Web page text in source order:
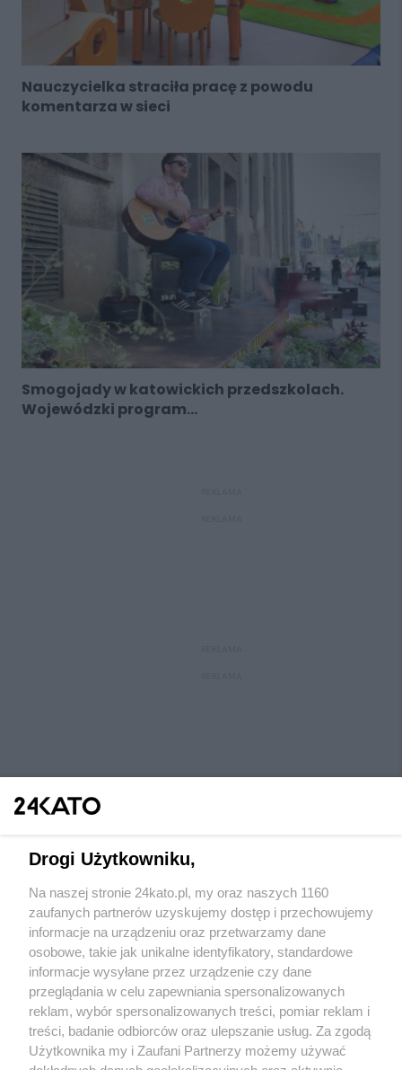
Nauczycielka straciła pracę z powodu
komentarza w sieci
Smogojady w katowickich przedszkolach.
Wojewódzki program...
Wydawca mediów lokalnych
Nie zapomnij
zapoznać się z:
polityką prywatności regulamin korzystania z portali
Twojemiasto Skontaktuj sięz nami
Drogi Użytkowniku,
Na naszej stronie 24kato.pl, my oraz naszych 1160
zaufanych partnerów uzyskujemy dostęp i przechowujemy
informacje na urządzeniu oraz przetwarzamy dane
osobowe, takie jak unikalne identyfikatory, standardowe
informacje wysyłane przez urządzenie czy dane
przeglądania w celu zapewniania spersonalizowanych
reklam, wybór spersonalizowanych treści, pomiar reklam i
treści, badanie odbiorców oraz ulepszanie usług. Za zgodą
Użytkownika my i Zaufani Partnerzy możemy używać